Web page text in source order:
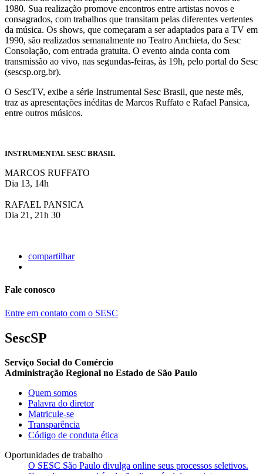
1980. Sua realização promove encontros entre artistas novos e
consagrados, com trabalhos que transitam pelas diferentes vertentes
da música. Os shows, que começaram a ser adaptados para a TV em
1990, são realizados semanalmente no Teatro Anchieta, do Sesc
Consolação, com entrada gratuita. O evento ainda conta com
transmissão ao vivo, nas segundas-feiras, às 19h, pelo portal do Sesc
(sescsp.org.br).
O SescTV, exibe a série Instrumental Sesc Brasil, que neste mês,
traz as apresentações inéditas de Marcos Ruffato e Rafael Pansica,
entre outros músicos.
INSTRUMENTAL SESC BRASIL
MARCOS RUFFATO
Dia 13, 14h
RAFAEL PANSICA
Dia 21, 21h 30
compartilhar
Fale conosco
Entre em contato com o SESC
SescSP
Serviço Social do Comércio
Administração Regional no Estado de São Paulo
Quem somos
Palavra do diretor
Matricule-se
Transparência
Código de conduta ética
Oportunidades de trabalho
O SESC São Paulo divulga online seus processos seletivos.